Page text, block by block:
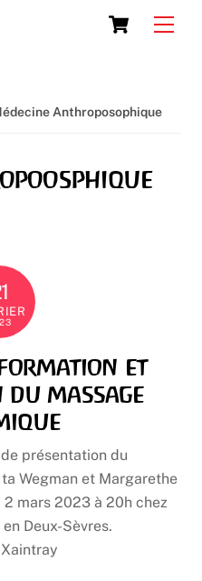
Cart
Anthroposophique
et
massage
présentation du
Wegman et Margarethe
mars 2023 à 20h chez
Deux-Sèvres.